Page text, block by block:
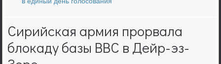
Сирийская армия прорвала
блокаду базы ВВС в Дейр-эз-